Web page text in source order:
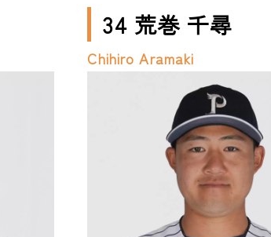
34 荒巻 千尋
Chihiro Aramaki